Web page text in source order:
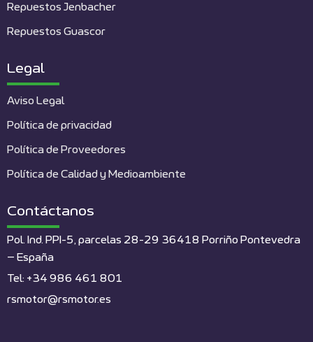
Repuestos Jenbacher
Repuestos Guascor
Legal
Aviso Legal
Política de privacidad
Política de Proveedores
Política de Calidad y Medioambiente
Contáctanos
Pol. Ind. PPI-5, parcelas 28-29 36418 Porriño Pontevedra
– España
Tel: +34 986 461 801
rsmotor@rsmotor.es